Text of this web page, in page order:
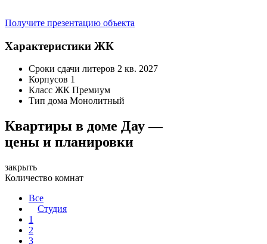
Получите презентацию объекта
Характеристики ЖК
Сроки сдачи литеров 2 кв. 2027
Корпусов 1
Класс ЖК Премиум
Тип дома Монолитный
Квартиры в доме Дау —
цены и планировки
закрыть
Количество комнат
Все
Студия
1
2
3